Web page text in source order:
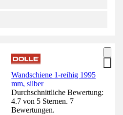
Wandschiene 1-reihig 1995
mm, silber
Durchschnittliche Bewertung:
4.7 von 5 Sternen. 7
Bewertungen.